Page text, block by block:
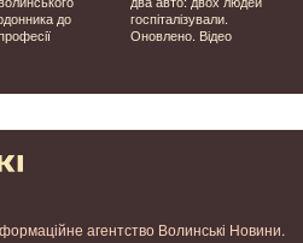
до
госпіталізували.
Оновлено. Відео
агентство Волинські Новини.